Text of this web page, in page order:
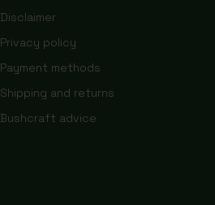
Disclaimer
Privacy policy
Payment methods
Shipping and returns
Bushcraft advice